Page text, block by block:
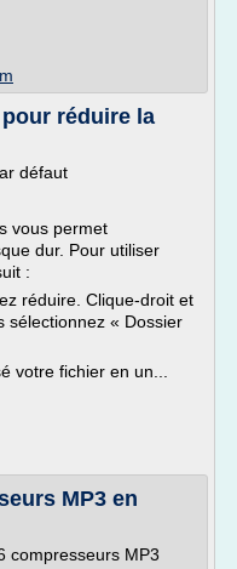
réduire la
défaut
vous permet
dur. Pour utiliser
:
réduire. Clique-droit et
sélectionnez « Dossier
votre fichier en un...
MP3 en
compresseurs MP3